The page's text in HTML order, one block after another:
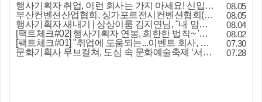
행사기획자 취업, 이런 회사는 가지 마세요! 신입이 꼭 알아야 할 5가지 기준[이벤트산업 팩트체크#3]
08.05
부산컨벤션산업협회, 싱가포르전시컨벤션협회(SACEOS)와 업무협약 체결… 아시아 마이스 협력 확대
08.05
행사기획자 새내기 | 상상이룸 김지연님, "내 맘대로, 내 뜻대로 행사를 만든다
08.04
[팩트체크#02] 행사기획자 연봉, 희한한 법칙~ '첨에는 비실, 3년만 지나면 튼실'
08.02
[팩트체크#01] "취업에 도움되는...이벤트 회사, 어떻게 구분할까?"… 1인당 매출 '3억 원'의 법칙
07.30
문화기획사 무브컬쳐, 도심 속 문화예술축제 ‘서초 클래식 테마파크: 봄밤의 클래식’ 성공적 연출
07.28